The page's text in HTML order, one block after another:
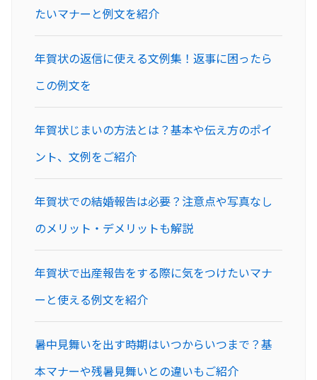
たいマナーと例文を紹介
年賀状の返信に使える文例集！返事に困ったら
この例文を
年賀状じまいの方法とは？基本や伝え方のポイ
ント、文例をご紹介
年賀状での結婚報告は必要？注意点や写真なし
のメリット・デメリットも解説
年賀状で出産報告をする際に気をつけたいマナ
ーと使える例文を紹介
暑中見舞いを出す時期はいつからいつまで？基
本マナーや残暑見舞いとの違いもご紹介